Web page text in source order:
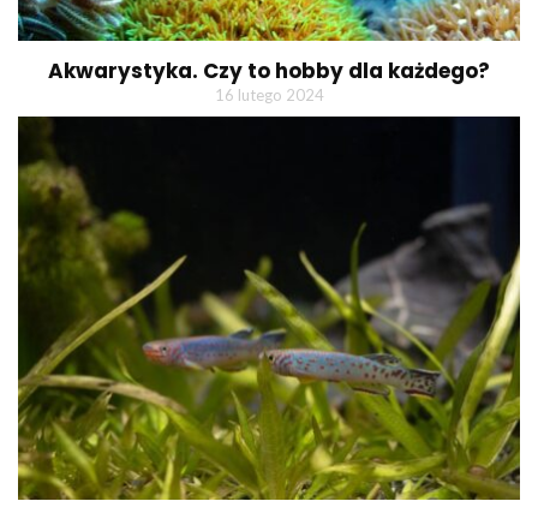
Akwarystyka. Czy to hobby dla każdego?
16 lutego 2024